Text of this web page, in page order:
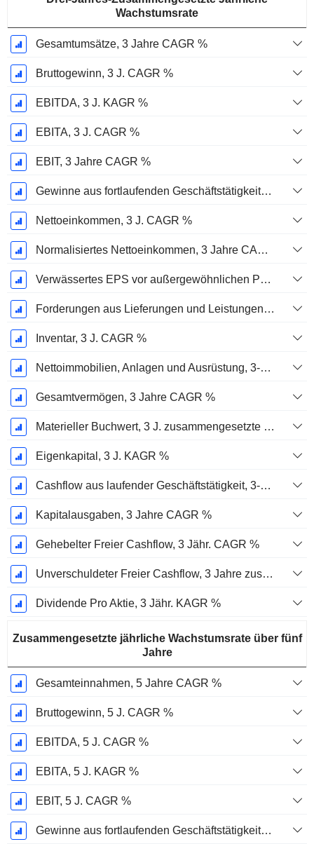
Wachstumsrate
Gesamtumsätze, 3 Jahre CAGR %
Bruttogewinn, 3 J. CAGR %
EBITDA, 3 J. KAGR %
EBITA, 3 J. CAGR %
EBIT, 3 Jahre CAGR %
Gewinne aus fortlaufenden Geschäftstätigkeiten, 3 Jahre KAGR %
Nettoeinkommen, 3 J. CAGR %
Normalisiertes Nettoeinkommen, 3 Jahre CAGR %
Verwässertes EPS vor außergewöhnlichen Posten, 3-Jahres-CAGR %
Forderungen aus Lieferungen und Leistungen, 3-Jahres-CAGR %
Inventar, 3 J. CAGR %
Nettoimmobilien, Anlagen und Ausrüstung, 3-Jahres-CAGR %
Gesamtvermögen, 3 Jahre CAGR %
Materieller Buchwert, 3 J. zusammengesetzte jährliche Wachstumsrate %
Eigenkapital, 3 J. KAGR %
Cashflow aus laufender Geschäftstätigkeit, 3-Jahres-CAGR %
Kapitalausgaben, 3 Jahre CAGR %
Gehebelter Freier Cashflow, 3 Jähr. CAGR %
Unverschuldeter Freier Cashflow, 3 Jahre zusammengesetzte jährliche Wachstumsrate %
Dividende Pro Aktie, 3 Jähr. KAGR %
Zusammengesetzte jährliche Wachstumsrate über fünf
Jahre
Gesamteinnahmen, 5 Jahre CAGR %
Bruttogewinn, 5 J. CAGR %
EBITDA, 5 J. CAGR %
EBITA, 5 J. KAGR %
EBIT, 5 J. CAGR %
Gewinne aus fortlaufenden Geschäftstätigkeiten, 5-Jahres-CAGR %